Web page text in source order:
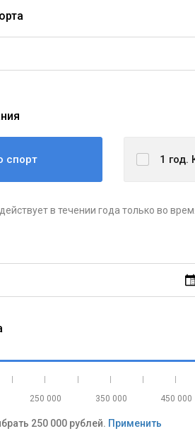
спорт 1 год.
в течении года только во
250 000 350 000 450 000
250 000 рублей. Применить